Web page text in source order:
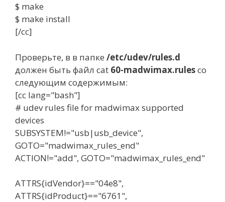
$ make
$ make install
[/cc]
Проверьте, в в папке /etc/udev/rules.d
должен быть файл cat 60-madwimax.rulesсо
следующим содержимым:
[cc lang="bash"]
# udev rules file for madwimax supported
devices
SUBSYSTEM!="usb|usb_device",
GOTO="madwimax_rules_end"
ACTION!="add", GOTO="madwimax_rules_end"
ATTRS{idVendor}=="04e8",
ATTRS{idProduct}=="6761",